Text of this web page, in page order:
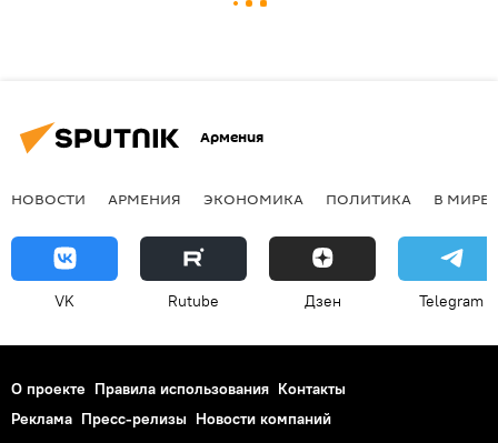
Армения
НОВОСТИ АРМЕНИЯ ЭКОНОМИКА ПОЛИТИКА В МИРЕ
VK Rutube Дзен Telegram
О проекте Правила использования Контакты
Реклама Пресс-релизы Новости компаний